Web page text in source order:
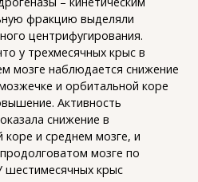
фракцию выделяли
центрифугирования.
у трехмесячных крыс в
мозге наблюдается снижение
и орбитальной коре
Активность
снижение в
коре и среднем мозге, и
мозге по
шестимесячных крыс